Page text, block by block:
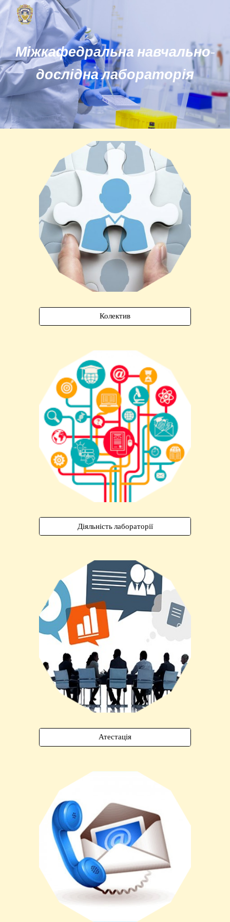
Skip to main content
Міжкафедральна навчально-
дослідна лабораторія
Колектив
Діяльність лабораторії
Атестація